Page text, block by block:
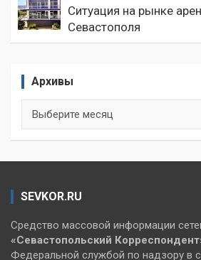
Ситуация на рынке
Севастополя
Архивы
SEVKOR.RU
Средство массовой информации
«Севастопольский
Федеральной службой по надзору в